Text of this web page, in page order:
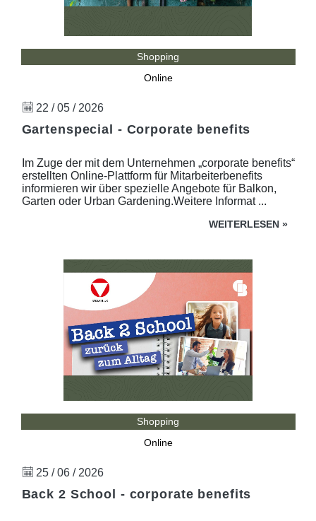
Shopping
Online
22 / 05 / 2026
Gartenspecial - Corporate benefits
Im Zuge der mit dem Unternehmen „corporate benefits“
erstellten Online-Plattform für Mitarbeiterbenefits
informieren wir über spezielle Angebote für Balkon,
Garten oder Urban Gardening.Weitere Informat ...
WEITERLESEN »
Shopping
Online
25 / 06 / 2026
Back 2 School - corporate benefits